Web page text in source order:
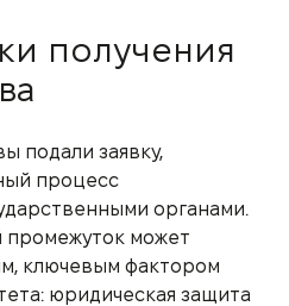
получения
подали заявку,
процесс
органами.
промежуток может
ключевым фактором
юридическая защита